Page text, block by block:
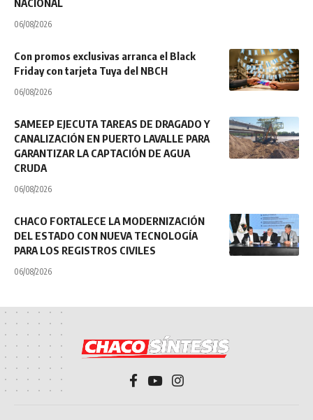
NACIONAL
06/08/2026
Con promos exclusivas arranca el Black
Friday con tarjeta Tuya del NBCH
06/08/2026
SAMEEP EJECUTA TAREAS DE DRAGADO Y
CANALIZACIÓN EN PUERTO LAVALLE PARA
GARANTIZAR LA CAPTACIÓN DE AGUA
CRUDA
06/08/2026
CHACO FORTALECE LA MODERNIZACIÓN
DEL ESTADO CON NUEVA TECNOLOGÍA
PARA LOS REGISTROS CIVILES
06/08/2026